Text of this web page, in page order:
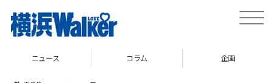
toggle
ニュース コラム 企画